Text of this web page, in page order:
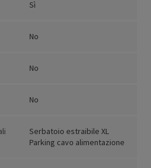
Sì
No
No
No
Serbatoio estraibile XL
Parking cavo alimentazione